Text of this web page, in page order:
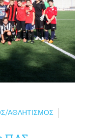
ΑΘΛΗΤΙΣΜΌΣ